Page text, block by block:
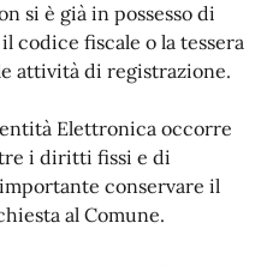
si è già in possesso di
codice fiscale o la tessera
attività di registrazione.
Elettronica occorre
i diritti fissi e di
conservare il
al Comune.